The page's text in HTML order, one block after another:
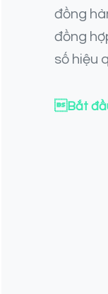
đồng
đồng
số hiệu
Bắt